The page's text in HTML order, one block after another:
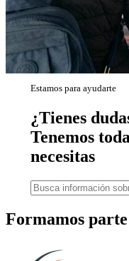
Estamos para ayudarte
¿Tienes
Tenemos
necesitas
Formamos parte